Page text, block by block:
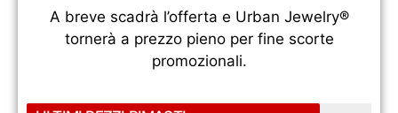
A breve scadrà l’offerta e Urban Jewelry®
tornerà a prezzo pieno per fine scorte
promozionali.